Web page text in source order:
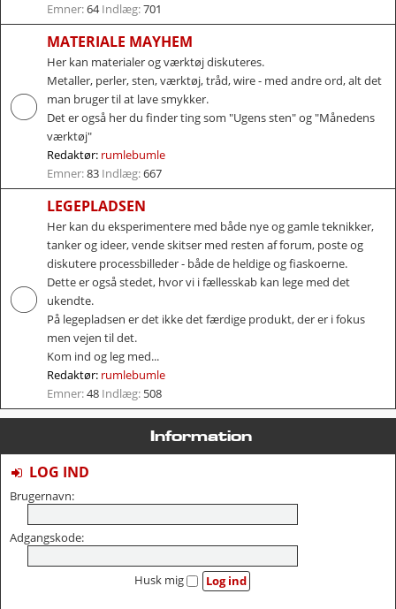
Emner:64Indlæg:701
MATERIALE MAYHEM
Her kan materialer og værktøj diskuteres.
Metaller, perler, sten, værktøj, tråd, wire - med andre ord, alt det
man bruger til at lave smykker.
Det er også her du finder ting som "Ugens sten" og "Månedens
værktøj"
Redaktør: rumlebumle
Emner:83 Indlæg:667
LEGEPLADSEN
Her kan du eksperimentere med både nye og gamle teknikker,
tanker og ideer, vende skitser med resten af forum, poste og
diskutere processbilleder - både de heldige og fiaskoerne.
Dette er også stedet, hvor vi i fællesskab kan lege med det
ukendte.
På legepladsen er det ikke det færdige produkt, der er i fokus
men vejen til det.
Kom ind og leg med...
Redaktør: rumlebumle
Emner:48 Indlæg: 508
Information
LOG IND
Brugernavn:
Adgangskode:
Husk mig